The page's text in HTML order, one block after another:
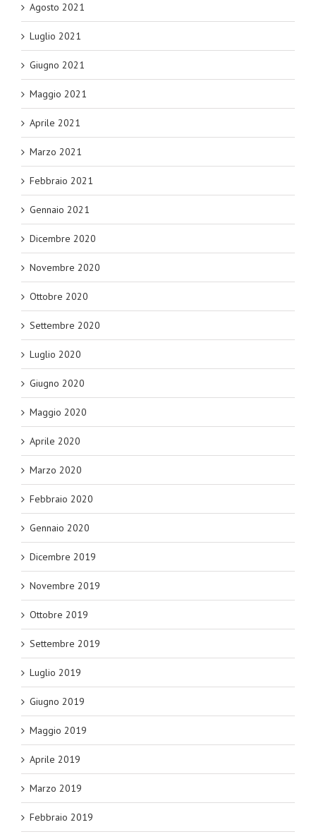
Agosto 2021
Luglio 2021
Giugno 2021
Maggio 2021
Aprile 2021
Marzo 2021
Febbraio 2021
Gennaio 2021
Dicembre 2020
Novembre 2020
Ottobre 2020
Settembre 2020
Luglio 2020
Giugno 2020
Maggio 2020
Aprile 2020
Marzo 2020
Febbraio 2020
Gennaio 2020
Dicembre 2019
Novembre 2019
Ottobre 2019
Settembre 2019
Luglio 2019
Giugno 2019
Maggio 2019
Aprile 2019
Marzo 2019
Febbraio 2019